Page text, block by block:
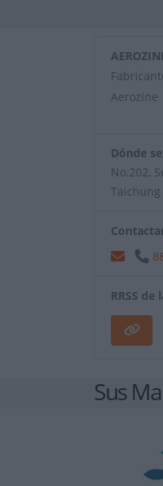
Aerozine
Dónde
No.202,
Taichung
RRSS
Sus